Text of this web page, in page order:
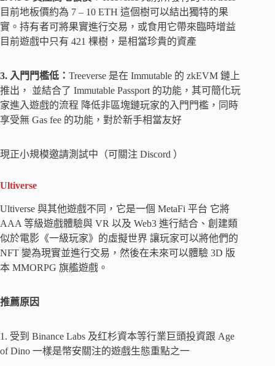
目前地板價約為 7 – 10 ETH 這個樹可以結出獨特的果
實。持有者可將果實進行交易，或食用它帶來臨時增益
目前遊戲中只有 421 棵樹，是相當珍貴的資產
3. 入門門檻低： Treeverse 是在 Immutable 的 zkEVM 鏈上
推出， 並結合了 Immutable Passport 的功能，其可簡化玩
家進入遊戲的流程 降低非區塊鏈玩家的入門門檻，同時
享受無 Gas fee 的功能，對於新手相當友好
現正小規模邀請測試中（可關注 Discord ）
Ultiverse
Ultiverse 與其他遊戲不同，它是一個 MetaFi 平台 它將
AAA 等級遊戲體驗與 VR 以及 Web3 進行結合、創建類
似於電影《一級玩家》的虛擬世界 讓玩家可以將他們的
NFT 變為現實並進行交易，然後在未來可以體驗 3D 版
本 MMORPG 旗艦遊戲。
推薦原因
1. 受到 Binance Labs 及红杉資本等行業巨頭投資跟 Age
of Dino 一樣是幣安關注的遊戲生態重點之一